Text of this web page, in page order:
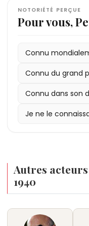
NOTORIÉTÉ PERÇUE
Pour vous,
Connu
Connu du grand
Connu dans son
Je ne le
Autres
1940